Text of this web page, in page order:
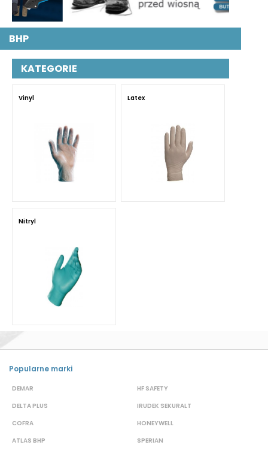
BHP
KATEGORIE
Vinyl Latex
Nitryl
Popularne marki
DEMAR
DELTA PLUS
COFRA
ATLAS BHP
HF SAFETY
IRUDEK SEKURALT
HONEYWELL
SPERIAN